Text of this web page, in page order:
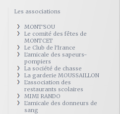
Les associations
MONT'SOU
Le comité des fêtes de
MONTCET
Le Club de l'Irance
L'amicale des sapeurs-
pompiers
La société de chasse
La garderie MOUSSAILLON
L'association des
restaurants scolaires
MIMI RANDO
L'amicale des donneurs de
sang